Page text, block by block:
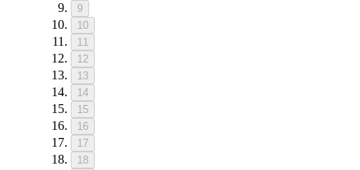
9
10
11
12
13
14
15
16
17
18